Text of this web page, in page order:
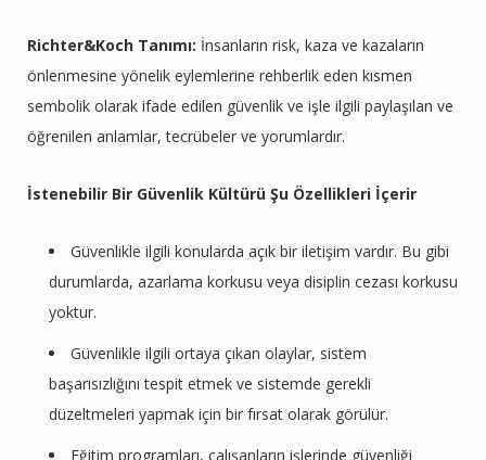
Richter&Koch Tanımı: İnsanların risk, kaza ve kazaların
önlenmesine yönelik eylemlerine rehberlik eden kısmen
sembolik olarak ifade edilen güvenlik ve işle ilgili paylaşılan ve
öğrenilen anlamlar, tecrübeler ve yorumlardır.
İstenebilir Bir Güvenlik Kültürü Şu Özellikleri İçerir
Güvenlikle ilgili konularda açık bir iletişim vardır. Bu gibi
durumlarda, azarlama korkusu veya disiplin cezası korkusu
yoktur.
Güvenlikle ilgili ortaya çıkan olaylar, sistem
başarısızlığını tespit etmek ve sistemde gerekli
düzeltmeleri yapmak için bir fırsat olarak görülür.
Eğitim programları, çalışanların işlerinde güvenliği